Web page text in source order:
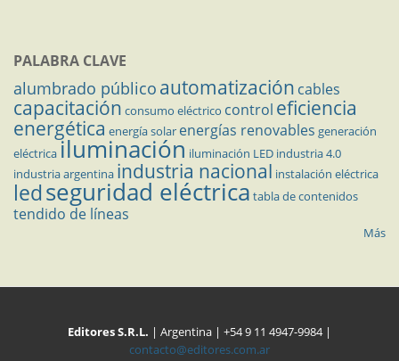
PALABRA CLAVE
alumbrado público automatización cables
capacitación consumo eléctrico control eficiencia
energética energía solar energías renovables generación
eléctricailuminación iluminación LED industria 4.0
industria argentina industria nacional instalación eléctrica
ledseguridad eléctrica tabla de contenidos
tendido de líneas
Más
Editores S.R.L. | Argentina | +54 9 11 4947-9984 |
contacto@editores.com.ar